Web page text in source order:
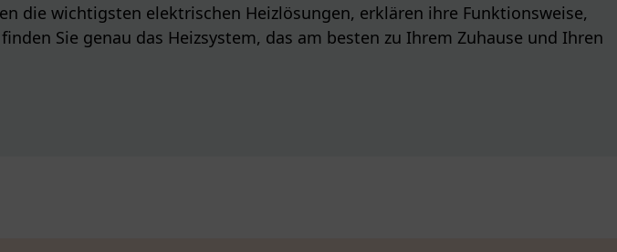
die wichtigsten elektrischen Heizlösungen, erklären ihre Funktionsweise,
Sie genau das Heizsystem, das am besten zu Ihrem Zuhause und Ihren